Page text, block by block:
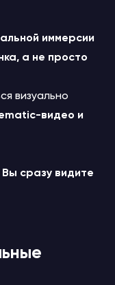
иммерсии
а не просто
визуально
видео и
Вы сразу видите